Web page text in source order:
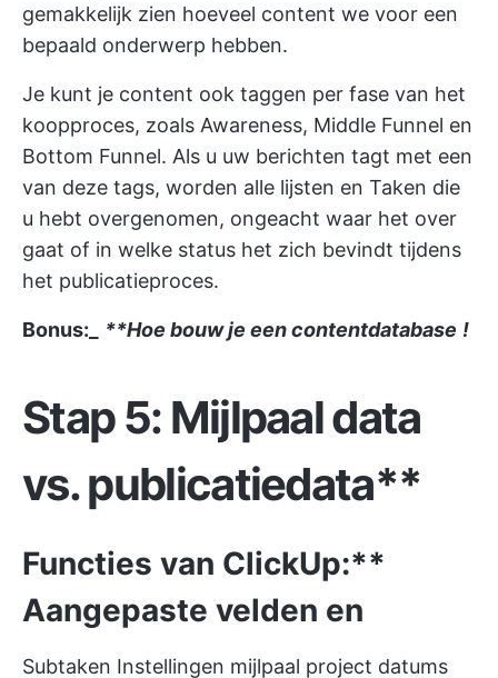
gemakkelijk zien hoeveel content we voor een
bepaald onderwerp hebben.
Je kunt je content ook taggen per fase van het
koopproces, zoals Awareness, Middle Funnel en
Bottom Funnel. Als u uw berichten tagt met een
van deze tags, worden alle lijsten en Taken die
u hebt overgenomen, ongeacht waar het over
gaat of in welke status het zich bevindt tijdens
het publicatieproces.
Bonus:_ **Hoe bouw je een contentdatabase !
Stap 5: Mijlpaal data
vs. publicatiedata**
Functies van ClickUp:**
Aangepaste velden en
Subtaken Instellingen mijlpaal project datums